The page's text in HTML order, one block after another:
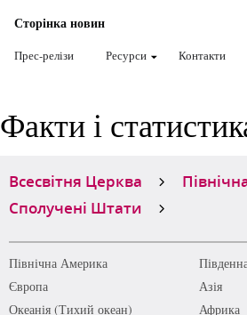
Сторінка новин
Прес-релізи Ресурси Контакти
Факти і
Всесвітня Церква
Сполучені Штати
Північна Америка
Європа
Азія
Океанія (Тихий океан)
Африка